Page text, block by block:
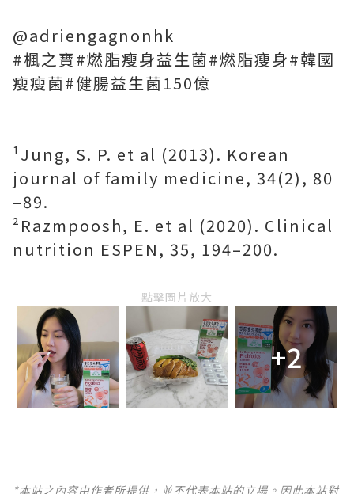
@adriengagnonhk
#楓之寶#燃脂瘦身益生菌#燃脂瘦身#韓國
瘦瘦菌#健腸益生菌150億
¹Jung, S. P. et al (2013). Korean
journal of family medicine, 34(2), 80
–89.
²Razmpoosh, E. et al (2020). Clinical
nutrition ESPEN, 35, 194–200.
點擊圖片放大
+2
*本站之內容由作者所提供，並不代表本站的立場。因此本站對